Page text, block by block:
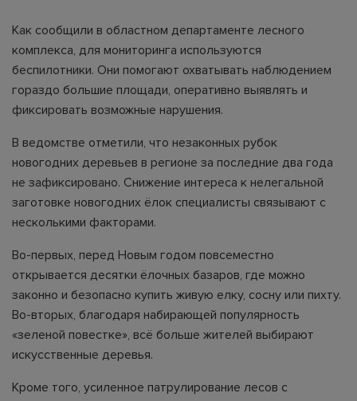
Как сообщили в областном департаменте лесного
комплекса, для мониторинга используются
беспилотники. Они помогают охватывать наблюдением
гораздо большие площади, оперативно выявлять и
фиксировать возможные нарушения.
В ведомстве отметили, что незаконных рубок
новогодних деревьев в регионе за последние два года
не зафиксировано. Снижение интереса к нелегальной
заготовке новогодних ёлок специалисты связывают с
несколькими факторами.
Во-первых, перед Новым годом повсеместно
открывается десятки ёлочных базаров, где можно
законно и безопасно купить живую елку, сосну или пихту.
Во-вторых, благодаря набирающей популярность
«зеленой повестке», всё больше жителей выбирают
искусственные деревья.
Кроме того, усиленное патрулирование лесов с